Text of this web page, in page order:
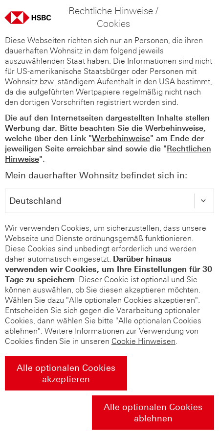
Rechtliche Hinweise /
Cookies
Diese Webseiten richten sich nur an Personen, die ihren
dauerhaften Wohnsitz in dem folgend jeweils
auszuwählenden Staat haben. Die Informationen sind nicht
für US-amerikanische Staatsbürger oder Personen mit
Wohnsitz bzw. ständigem Aufenthalt in den USA bestimmt,
da die aufgeführten Wertpapiere regelmäßig nicht nach
den dortigen Vorschriften registriert worden sind.
Die auf den Internetseiten dargestellten Inhalte stellen
Werbung dar. Bitte beachten Sie die Werbehinweise,
welche über den Link "Werbehinweise" am Ende der
jeweiligen Seite erreichbar sind sowie die "Rechtlichen
Hinweise".
Mein dauerhafter Wohnsitz befindet sich in:
Wir verwenden Cookies, um sicherzustellen, dass unsere
Webseite und Dienste ordnungsgemäß funktionieren.
Diese Cookies sind unbedingt erforderlich und werden
daher automatisch eingesetzt. Darüber hinaus
verwenden wir Cookies, um Ihre Einstellungen für 30
Tage zu speichern. Dieser Cookie ist optional und Sie
können auswählen, ob Sie diesen akzeptieren möchten.
Wählen Sie dazu "Alle optionalen Cookies akzeptieren".
Entscheiden Sie sich gegen die Verarbeitung optionaler
Cookies, dann wählen Sie bitte "Alle optionalen Cookies
ablehnen". Weitere Informationen zur Verwendung von
Cookies finden Sie in unseren Cookie Hinweisen.
Alle optionalen Cookies
akzeptieren
Alle optionalen Cookies
ablehnen